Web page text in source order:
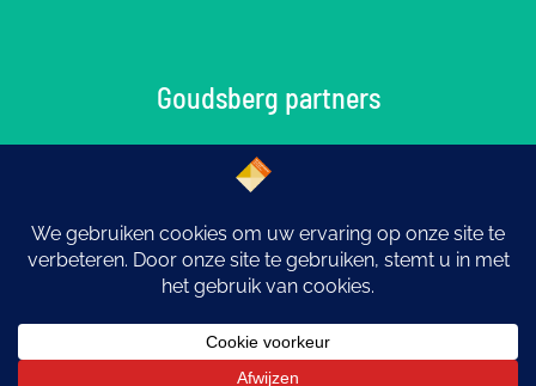
Goudsberg partners
© 2026 Goudsberg: Middelpunt van Nederland |